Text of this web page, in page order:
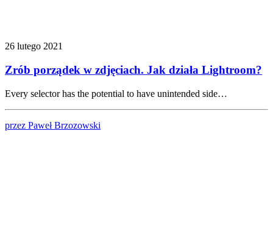
26 lutego 2021
Zrób porządek w zdjęciach. Jak działa Lightroom?
Every selector has the potential to have unintended side…
przez Paweł Brzozowski